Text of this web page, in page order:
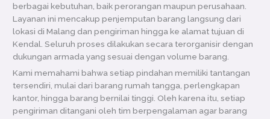
berbagai kebutuhan, baik perorangan maupun perusahaan.
Layanan ini mencakup penjemputan barang langsung dari
lokasi di Malang dan pengiriman hingga ke alamat tujuan di
Kendal. Seluruh proses dilakukan secara terorganisir dengan
dukungan armada yang sesuai dengan volume barang.
Kami memahami bahwa setiap pindahan memiliki tantangan
tersendiri, mulai dari barang rumah tangga, perlengkapan
kantor, hingga barang bernilai tinggi. Oleh karena itu, setiap
pengiriman ditangani oleh tim berpengalaman agar barang